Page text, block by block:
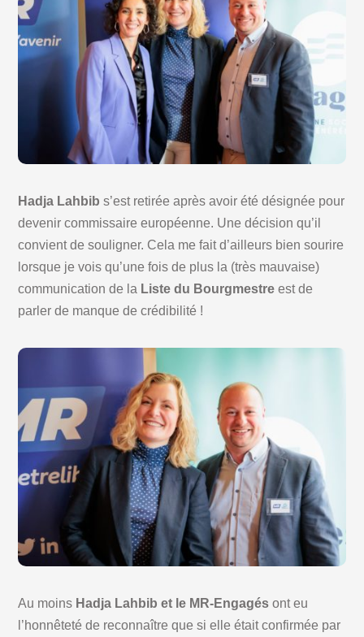
Hadja Lahbib s’est retirée après avoir été désignée pour
devenir commissaire européenne. Une décision qu’il
convient de souligner. Cela me fait d’ailleurs bien sourire
lorsque je vois qu’une fois de plus la (très mauvaise)
communication de la Liste du Bourgmestre est de
parler de manque de crédibilité !
Au moins Hadja Lahbib et le MR-Engagés ont eu
l’honnêteté de reconnaître que si elle était confirmée par